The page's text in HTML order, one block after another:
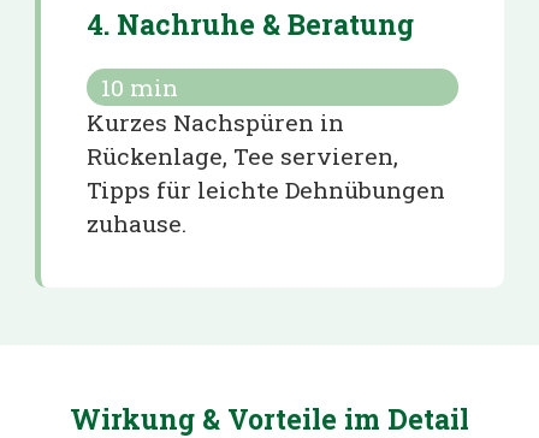
4. Nachruhe & Beratung
10 min
Kurzes Nachspüren in
Rückenlage, Tee servieren,
Tipps für leichte Dehnübungen
zuhause.
Wirkung & Vorteile im Detail